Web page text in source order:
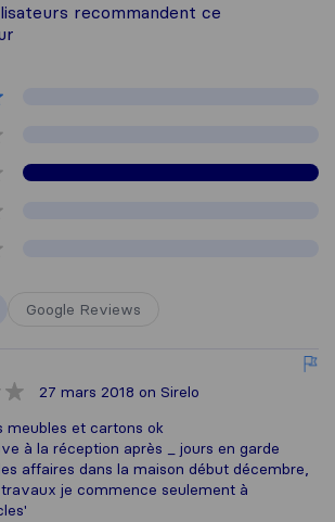
recommandent ce
Google Reviews
27 mars 2018 on Sirelo
meubles et cartons ok
à la réception après _ jours en garde
affaires dans la maison début décembre,
je commence seulement à